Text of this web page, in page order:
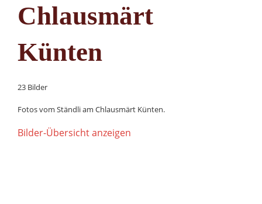
Chlausmärt
Künten
23 Bilder
Fotos vom Ständli am Chlausmärt Künten.
Bilder-Übersicht anzeigen